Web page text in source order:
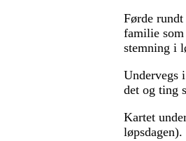
Førde
familie
stemning i
Undervegs
det og ting
Kartet
løpsdagen).